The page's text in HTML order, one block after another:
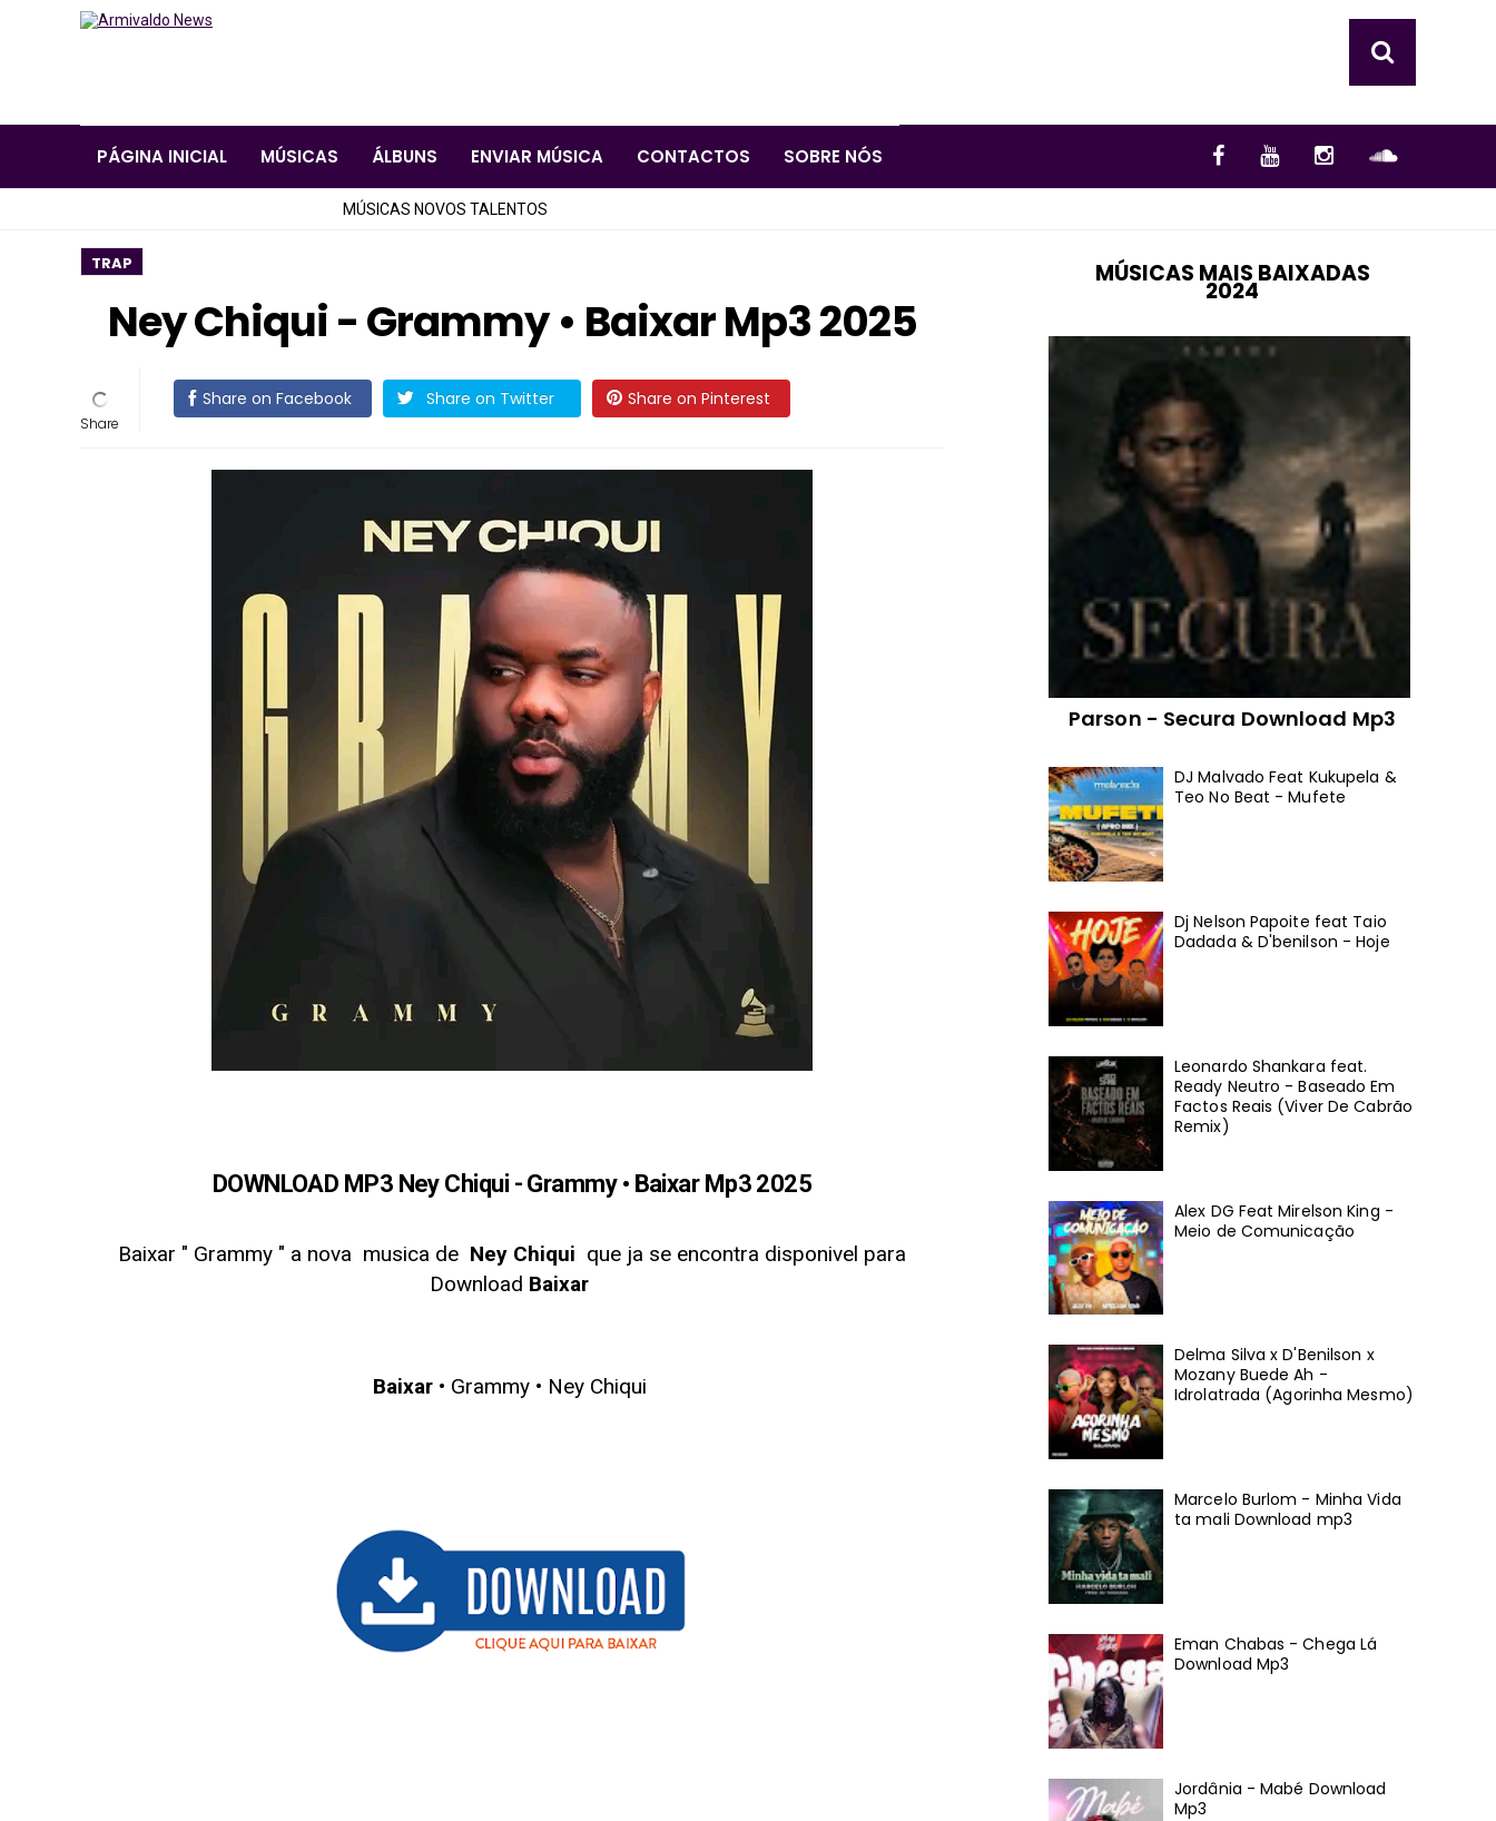
PÁGINA INICIAL MÚSICAS ÁLBUNS ENVIAR MÚSICA CONTACTOS SOBRE NÓS
MÚSICAS NOVOS TALENTOS
TRAP
Ney Chiqui - Grammy • Baixar Mp3 2025
Share on Facebook Share on Twitter Share on Pinterest
DOWNLOAD MP3 Ney Chiqui - Grammy • Baixar Mp3 2025
Baixar " Grammy " a nova musica de Ney Chiqui que ja se encontra disponivel para
Download Baixar
Baixar• Grammy • Ney Chiqui
MÚSICAS MAIS BAIXADAS
2024
Parson - Secura Download Mp3
DJ Malvado Feat Kukupela &
Teo No Beat - Mufete
Dj Nelson Papoite feat Taio
Dadada & D'benilson - Hoje
Leonardo Shankara feat.
Ready Neutro - Baseado Em
Factos Reais (Viver De Cabrão
Remix)
Alex DG Feat Mirelson King -
Meio de Comunicação
Delma Silva x D'Benilson x
Mozany Buede Ah -
Idrolatrada (Agorinha Mesmo)
Marcelo Burlom - Minha Vida
ta mali Download mp3
Eman Chabas - Chega Lá
Download Mp3
Jordânia - Mabé Download
Mp3